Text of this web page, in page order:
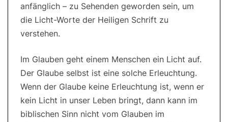
anfänglich – zu Sehenden geworden sein, um
die Licht-Worte der Heiligen Schrift zu
verstehen.
Im Glauben geht einem Menschen ein Licht auf.
Der Glaube selbst ist eine solche Erleuchtung.
Wenn der Glaube keine Erleuchtung ist, wenn er
kein Licht in unser Leben bringt, dann kann im
biblischen Sinn nicht vom Glauben im